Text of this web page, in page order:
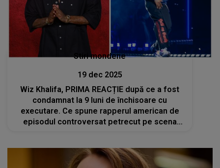
Stiri mondene
19 dec 2025
Wiz Khalifa, PRIMA REACȚIE după ce a fost
condamnat la 9 luni de închisoare cu
executare. Ce spune rapperul american de
episodul controversat petrecut pe scena